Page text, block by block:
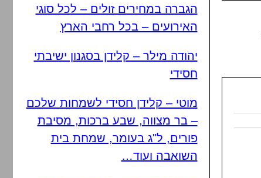
הגברה במחירים זולים – לכל סוגי
האירועים – בכל רחבי הארץ
יהודה מילר – קלידן בסגנון ישיבתי
חסידי
מוטי – קלידן חסידי לשמחות שלכם
– בר מצווה, שבע ברכות, מסיבת
פורים, ל"ג בעומר, שמחת בית
השואבה ועוד…